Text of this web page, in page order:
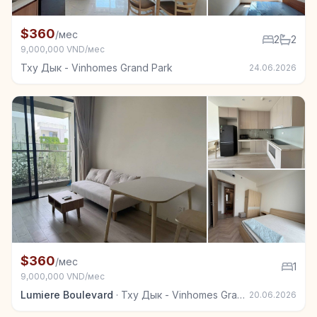
Квартира в аренду в Тху Дык - Vinhomes Grand
$360/мес
9,000,000 VND/мес
2 2
Тху Дык - Vinhomes Grand Park 24.06.2026
Квартира в аренду в Тху Дык - Vinhomes Grand
$360/мес
9,000,000 VND/мес
1
Lumiere Boulevard · Тху Дык - Vinhomes Grand Park 20.06.2026